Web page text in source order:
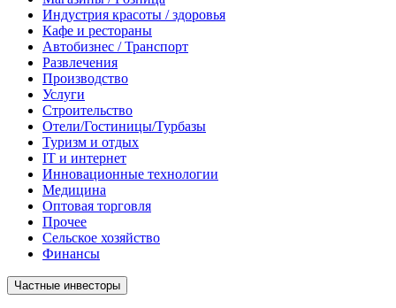
Индустрия красоты / здоровья
Кафе и рестораны
Автобизнес / Транспорт
Развлечения
Производство
Услуги
Строительство
Отели/Гостиницы/Турбазы
Туризм и отдых
IT и интернет
Инновационные технологии
Медицина
Оптовая торговля
Прочее
Сельское хозяйство
Финансы
Частные инвесторы